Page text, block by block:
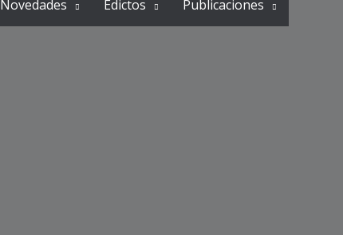
Novedades Edictos Publicaciones